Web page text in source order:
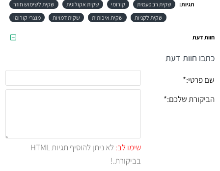
תגיות: שקית רב פעמית קורומי שקית אקולוגית
שקית לשימוש חוזר
שקית לקניות
שקית איכותית שקית דמויות מוצרי קורומי
חוות דעת
כתבו חוות דעת
שם פרטי:
הביקורת שלכם:
שימו לב:
לא ניתן להוסיף תגיות HTML
בביקורת.!